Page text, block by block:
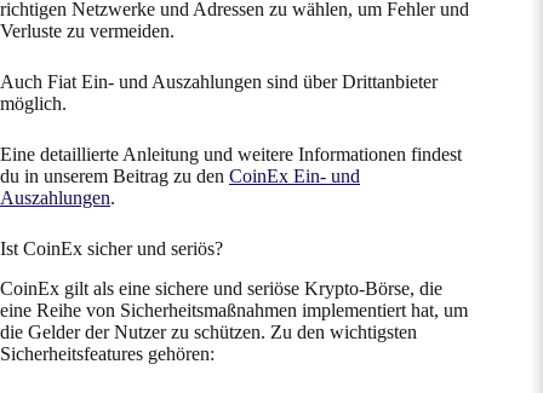
richtigen Netzwerke und Adressen zu wählen, um Fehler und
Verluste zu vermeiden.
Auch Fiat Ein‑ und Auszahlungen sind über Drittanbieter
möglich.
Eine detaillierte Anleitung und weitere Informationen findest
du in unserem Beitrag zu den CoinEx Ein- und
Auszahlungen.
Ist CoinEx sicher und seriös?
CoinEx gilt als eine sichere und seriöse Krypto-Börse, die
eine Reihe von Sicherheitsmaßnahmen implementiert hat, um
die Gelder der Nutzer zu schützen. Zu den wichtigsten
Sicherheitsfeatures gehören: